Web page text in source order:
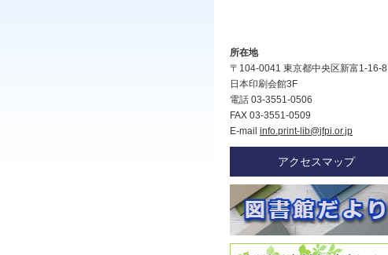
所在地
〒104-0041 東京都中央区新富1-16-8
日本印刷会館3F
電話 03-3551-0506
FAX 03-3551-0509
E-mail info.print-lib@jfpi.or.jp
アクセスマップ